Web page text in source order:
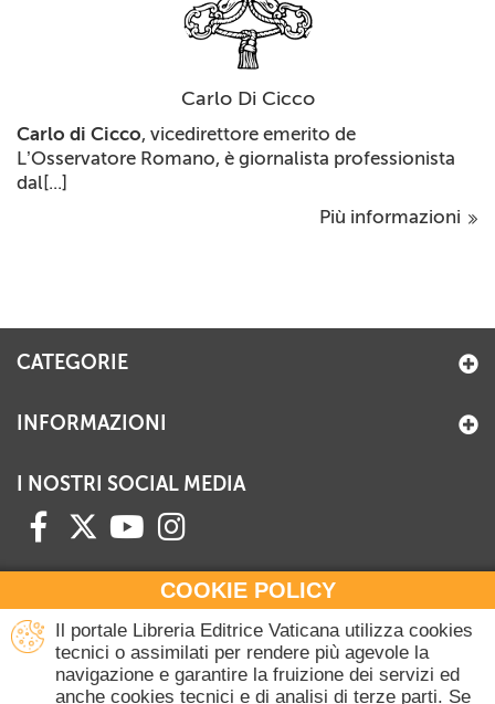
Carlo Di Cicco
Carlo di Cicco, vicedirettore emerito de
L’Osservatore Romano, è giornalista professionista
dal[...]
Più informazioni
COOKIE POLICY
Il portale Libreria Editrice Vaticana utilizza cookies
tecnici o assimilati per rendere più agevole la
navigazione e garantire la fruizione dei servizi ed
anche cookies tecnici e di analisi di terze parti. Se
CATEGORIE
INFORMAZIONI
I NOSTRI SOCIAL MEDIA
HAI BISOGNO DI INFORMAZIONI?
Contattaci all'Ufficio Commerciale
+39 06 698 45780